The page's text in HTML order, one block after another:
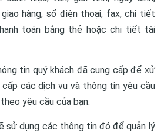
hàng, số điện thoại, fax, chi tiết
toán bằng thẻ hoặc chi tiết tài
tin quý khách đã cung cấp để xử
các dịch vụ và thông tin yêu cầu
yêu cầu của bạn.
sử dụng các thông tin đó để quản lý